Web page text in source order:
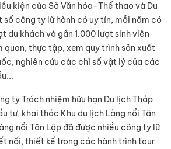
kiện của Sở Văn hóa-Thể thao và Du
số công ty lữ hành có uy tín, mỗi năm có
du khách và gần 1.000 lượt sinh viên
quan, thực tập, xem quy trình sản xuất
nghiên cứu các chỉ số vật lý của các
ty Trách nhiệm hữu hạn Du lịch Tháp
tư, khai thác Khu du lịch Làng nổi Tân
nổi Tân Lập đã được nhiều công ty lữ
nối, thiết kế trong các hành trình tour